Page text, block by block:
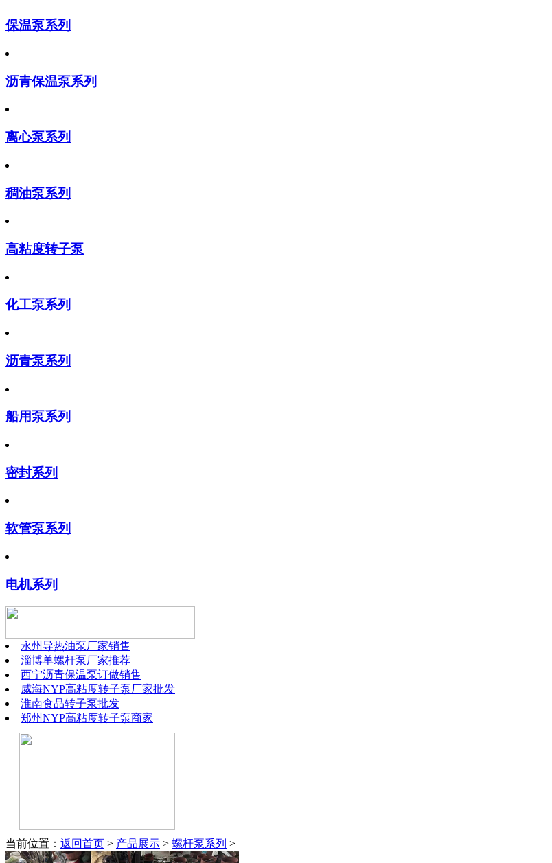
保温泵系列
沥青保温泵系列
离心泵系列
稠油泵系列
高粘度转子泵
化工泵系列
沥青泵系列
船用泵系列
密封系列
软管泵系列
电机系列
永州导热油泵厂家销售
淄博单螺杆泵厂家推荐
西宁沥青保温泵订做销售
威海NYP高粘度转子泵厂家批发
淮南食品转子泵批发
郑州NYP高粘度转子泵商家
当前位置： 返回首页 > 产品展示 > 螺杆泵系列 >